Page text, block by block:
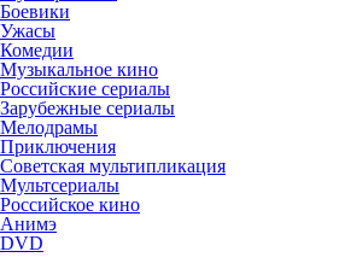
Боевики
Ужасы
Комедии
Музыкальное кино
Российские сериалы
Зарубежные сериалы
Мелодрамы
Приключения
Советская мультипликация
Мультсериалы
Российское кино
Анимэ
DVD